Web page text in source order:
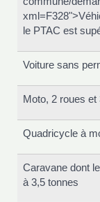
le PTAC est
Voiture sans
Moto, 2 roues et
Quadricycle à
Caravane dont
à 3,5 tonnes